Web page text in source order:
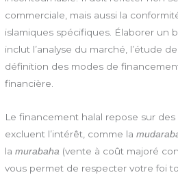
commerciale, mais aussi la
islamiques spécifiques. Élaborer un
inclut l’analyse du marché, l’étude
définition des modes de
financière.
Le financement halal repose sur
excluent l’intérêt, comme la
lamurabaha (vente à coût majoré
vous permet de respecter votre foi